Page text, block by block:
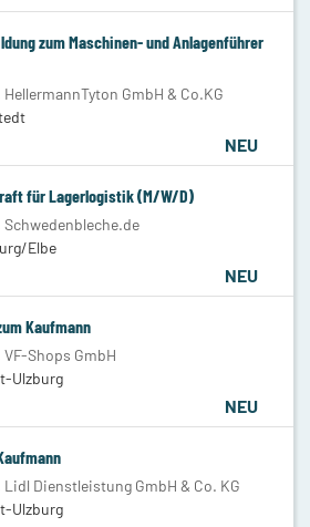
zum Maschinen- und Anlagenführer
HellermannTyton GmbH & Co.KG
NEU
für Lagerlogistik (M/W/D)
Schwedenbleche.de
Elbe
NEU
Kaufmann
VF-Shops GmbH
Ulzburg
NEU
Lidl Dienstleistung GmbH & Co. KG
Ulzburg